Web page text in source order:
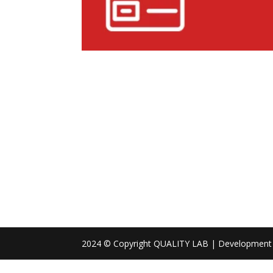
2024 © Copyright QUALITY LAB | Development